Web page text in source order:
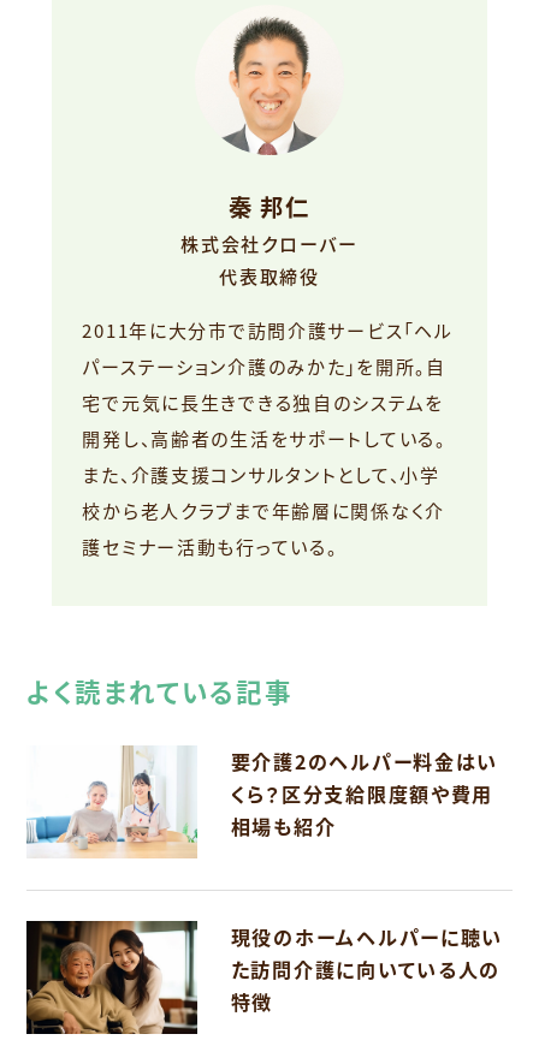
秦 邦仁
株式会社クローバー
代表取締役
2011年に大分市で訪問介護サービス「ヘル
パーステーション介護のみかた」を開所。自
宅で元気に長生きできる独自のシステムを
開発し、高齢者の生活をサポートしている。
また、介護支援コンサルタントとして、小学
校から老人クラブまで年齢層に関係なく介
護セミナー活動も行っている。
よく読まれている記事
要介護2のヘルパー料金はい
くら？区分支給限度額や費用
相場も紹介
現役のホームヘルパーに聴い
た訪問介護に向いている人の
特徴